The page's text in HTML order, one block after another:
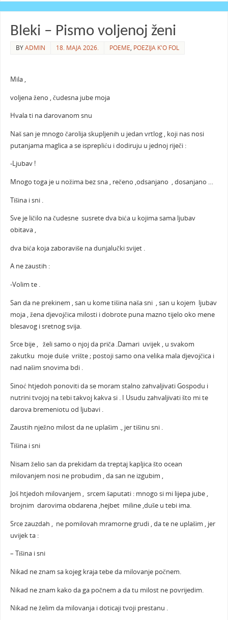
Bleki – Pismo voljenoj ženi
BYADMIN 18. MAJA 2026. POEME, POEZIJA K'O FOL
Mila ,
voljena ženo , čudesna jube moja
Hvala ti na darovanom snu
Naš san je mnogo čarolija skupljenih u jedan vrtlog , koji nas nosi
putanjama maglica a se isprepliću i dodiruju u jednoj riječi :
-Ljubav !
Mnogo toga je u nožima bez sna , rečeno ,odsanjano , dosanjano …
Tišina i sni .
Sve je ličilo na čudesne susrete dva bića u kojima sama ljubav
obitava ,
dva bića koja zaboraviše na dunjalučki svijet .
A ne zaustih :
-Volim te .
San da ne prekinem , san u kome tišina naša sni , san u kojem ljubav
moja , žena djevojčica milosti i dobrote puna mazno tijelo oko mene
blesavog i sretnog svija.
Srce bije , želi samo o njoj da priča .Damari uvijek , u svakom
zakutku moje duše vrište ; postoji samo ona velika mala djevojčica i
nad našim snovima bdi .
Sinoć htjedoh ponoviti da se moram stalno zahvaljivati Gospodu i
nutrini tvojoj na tebi takvoj kakva si . I Usudu zahvaljivati što mi te
darova bremeniotu od ljubavi .
Zaustih nježno milost da ne uplašim ., jer tišinu sni .
Tišina i sni
Nisam želio san da prekidam da treptaj kapljica što ocean
milovanjem nosi ne probudim , da san ne izgubim ,
Još htjedoh milovanjem , srcem šaputati : mnogo si mi lijepa jube ,
brojnim darovima obdarena ,hejbet miline ,duše u tebi ima.
Srce zauzdah , ne pomilovah mramorne grudi , da te ne uplašim , jer
uvijek ta :
– Tišina i sni
Nikad ne znam sa kojeg kraja tebe da milovanje počnem.
Nikad ne znam kako da ga počnem a da tu milost ne povrijedim.
Nikad ne želim da milovanja i doticaji tvoji prestanu .